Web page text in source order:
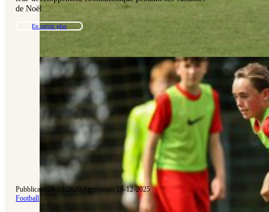
de Noël…
En savoir plus
Pubblicato 20-03-2026|Aggiornato 16-12-2025
Football